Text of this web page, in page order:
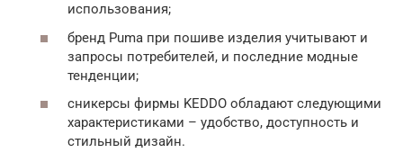
использования;
бренд Puma при пошиве изделия учитывают и
запросы потребителей, и последние модные
тенденции;
сникерсы фирмы KEDDO обладают следующими
характеристиками – удобство, доступность и
стильный дизайн.